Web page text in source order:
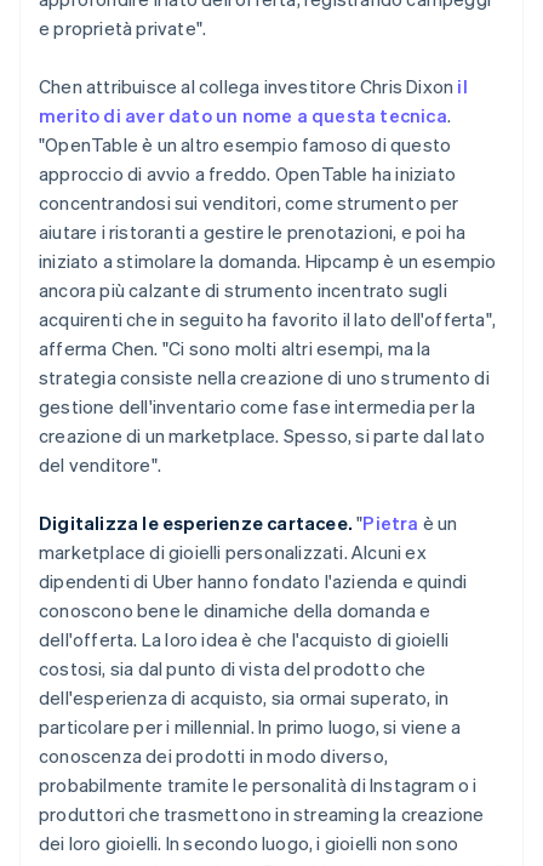
e proprietà private".
Chen attribuisce al collega investitore Chris Dixon il
merito di aver dato un nome a questa tecnica.
"OpenTable è un altro esempio famoso di questo
approccio di avvio a freddo. OpenTable ha iniziato
concentrandosi sui venditori, come strumento per
aiutare i ristoranti a gestire le prenotazioni, e poi ha
iniziato a stimolare la domanda. Hipcamp è un esempio
ancora più calzante di strumento incentrato sugli
acquirenti che in seguito ha favorito il lato dell'offerta",
afferma Chen. "Ci sono molti altri esempi, ma la
strategia consiste nella creazione di uno strumento di
gestione dell'inventario come fase intermedia per la
creazione di un marketplace. Spesso, si parte dal lato
del venditore".
Digitalizza le esperienze cartacee. "Pietra è un
marketplace di gioielli personalizzati. Alcuni ex
dipendenti di Uber hanno fondato l'azienda e quindi
conoscono bene le dinamiche della domanda e
dell'offerta. La loro idea è che l'acquisto di gioielli
costosi, sia dal punto di vista del prodotto che
dell'esperienza di acquisto, sia ormai superato, in
particolare per i millennial. In primo luogo, si viene a
conoscenza dei prodotti in modo diverso,
probabilmente tramite le personalità di Instagram o i
produttori che trasmettono in streaming la creazione
dei loro gioielli. In secondo luogo, i gioielli non sono